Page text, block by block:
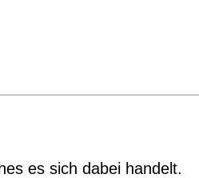
es sich dabei handelt.